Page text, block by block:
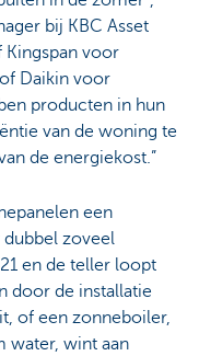
bij KBC Asset
Kingspan voor
Daikin voor
producten in hun
van de woning te
de energiekost.”
een
zoveel
en de teller loopt
door de installatie
of een zonneboiler,
water, wint aan